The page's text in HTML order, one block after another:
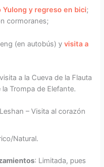
Yulong y regreso en bici;
cormoranes;
(en autobús) yvisita a
a la Cueva de la Flauta
Trompa de Elefante.
– Visita al corazón
Natural.
: Limitada, pues